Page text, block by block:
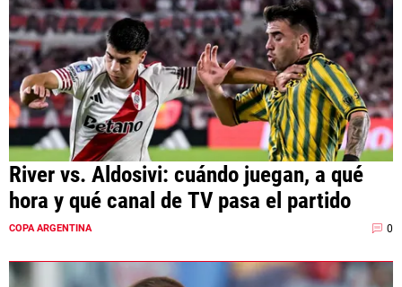
River vs. Aldosivi: cuándo juegan, a qué
hora y qué canal de TV pasa el partido
COPA ARGENTINA 0